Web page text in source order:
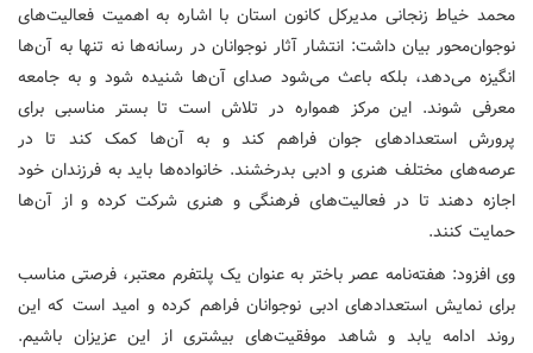
محمد خیاط زنجانی مدیرکل کانون استان با اشاره به اهمیت فعالیت‌های
نوجوان‌محور بیان داشت: انتشار آثار نوجوانان در رسانه‌ها نه تنها به آن‌ها
انگیزه می‌دهد، بلکه باعث می‌شود صدای آن‌ها شنیده شود و به جامعه
معرفی شوند. این مرکز همواره در تلاش است تا بستر مناسبی برای
پرورش استعدادهای جوان فراهم کند و به آن‌ها کمک کند تا در
عرصه‌های مختلف هنری و ادبی بدرخشند. خانواده‌ها باید به فرزندان خود
اجازه دهند تا در فعالیت‌های فرهنگی و هنری شرکت کرده و از آن‌ها
حمایت کنند.
وی افزود: هفته‌نامه عصر باختر به عنوان یک پلتفرم معتبر، فرصتی مناسب
برای نمایش استعدادهای ادبی نوجوانان فراهم کرده و امید است که این
روند ادامه یابد و شاهد موفقیت‌های بیشتری از این عزیزان باشیم.